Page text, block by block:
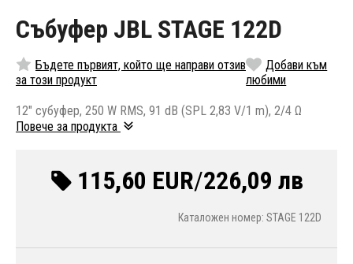
Събуфер JBL STAGE 122D
Бъдете първият, който ще направи отзив
за този продукт
Добави към
любими
12" субуфер, 250 W RMS, 91 dB (SPL 2,83 V/1 m), 2/4 Ω
Повече за продукта
115,60 EUR/226,09 лв
Каталожен номер: STAGE 122D